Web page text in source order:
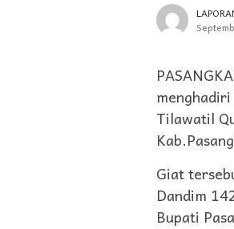
Tilawatil
Giat
Dandim
Bupati